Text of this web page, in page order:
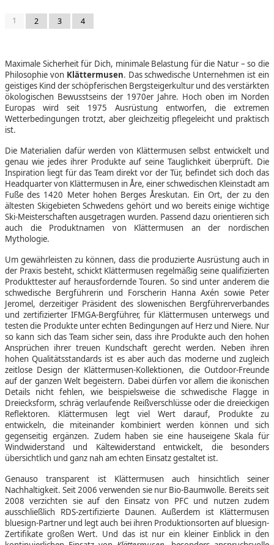
1 2 3 4
Maximale Sicherheit für Dich, minimale Belastung für die Natur – so die
Philosophie von Klättermusen. Das schwedische Unternehmen ist ein
geistiges Kind der schöpferischen Bergsteigerkultur und des verstärkten
ökologischen Bewusstseins der 1970er Jahre. Hoch oben im Norden
Europas wird seit 1975 Ausrüstung entworfen, die extremen
Wetterbedingungen trotzt, aber gleichzeitig pflegeleicht und praktisch
ist.
Die Materialien dafür werden von Klättermusen selbst entwickelt und
genau wie jedes ihrer Produkte auf seine Tauglichkeit überprüft. Die
Inspiration liegt für das Team direkt vor der Tür, befindet sich doch das
Headquarter von Klättermusen in Åre, einer schwedischen Kleinstadt am
Fuße des 1420 Meter hohen Berges Åreskutan. Ein Ort, der zu den
ältesten Skigebieten Schwedens gehört und wo bereits einige wichtige
Ski-Meisterschaften ausgetragen wurden. Passend dazu orientieren sich
auch die Produktnamen von Klättermusen an der nordischen
Mythologie.
Um gewährleisten zu können, dass die produzierte Ausrüstung auch in
der Praxis besteht, schickt Klättermusen regelmäßig seine qualifizierten
Produkttester auf herausfordernde Touren. So sind unter anderem die
schwedische Bergführerin und Forscherin Hanna Axén sowie Peter
Jeromel, derzeitiger Präsident des slowenischen Bergführerverbandes
und zertifizierter IFMGA-Bergführer, für Klättermusen unterwegs und
testen die Produkte unter echten Bedingungen auf Herz und Niere. Nur
so kann sich das Team sicher sein, dass ihre Produkte auch den hohen
Ansprüchen ihrer treuen Kundschaft gerecht werden. Neben ihren
hohen Qualitätsstandards ist es aber auch das moderne und zugleich
zeitlose Design der Klättermusen-Kollektionen, die Outdoor-Freunde
auf der ganzen Welt begeistern. Dabei dürfen vor allem die ikonischen
Details nicht fehlen, wie beispielsweise die schwedische Flagge in
Dreiecksform, schräg verlaufende Reißverschlüsse oder die dreieckigen
Reflektoren. Klättermusen legt viel Wert darauf, Produkte zu
entwickeln, die miteinander kombiniert werden können und sich
gegenseitig ergänzen. Zudem haben sie eine hauseigene Skala für
Windwiderstand und Kältewiderstand entwickelt, die besonders
übersichtlich und ganz nah am echten Einsatz gestaltet ist.
Genauso transparent ist Klättermusen auch hinsichtlich seiner
Nachhaltigkeit. Seit 2006 verwenden sie nur Bio-Baumwolle. Bereits seit
2008 verzichten sie auf den Einsatz von PFC und nutzen zudem
ausschließlich RDS-zertifizierte Daunen. Außerdem ist Klättermusen
bluesign-Partner und legt auch bei ihren Produktionsorten auf bluesign-
Zertifikate großen Wert. Und das ist nur ein kleiner Einblick in den